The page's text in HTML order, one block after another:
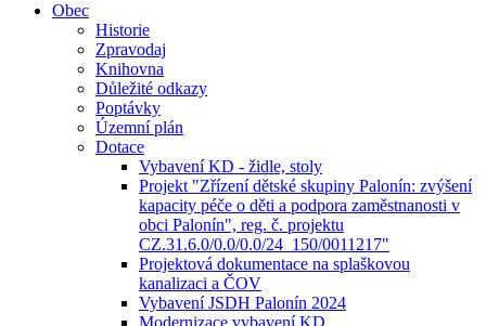
Obec
Historie
Zpravodaj
Knihovna
Důležité odkazy
Poptávky
Územní plán
Dotace
Vybavení KD - židle, stoly
Projekt "Zřízení dětské skupiny Palonín: zvýšení
kapacity péče o děti a podpora zaměstnanosti v
obci Palonín", reg. č. projektu
CZ.31.6.0/0.0/0.0/24_150/0011217"
Projektová dokumentace na splaškovou
kanalizaci a ČOV
Vybavení JSDH Palonín 2024
Modernizace vybavení KD